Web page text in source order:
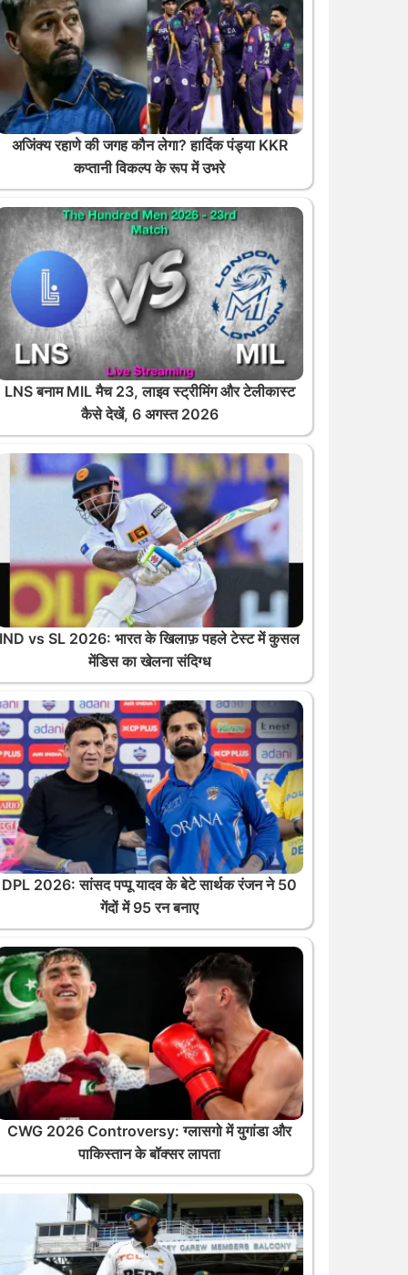
अजिंक्य रहाणे की जगह कौन लेगा? हार्दिक पंड्या KKR
कप्तानी विकल्प के रूप में उभरे
LNS बनाम MIL मैच 23, लाइव स्ट्रीमिंग और टेलीकास्ट
कैसे देखें, 6 अगस्त 2026
IND vs SL 2026: भारत के खिलाफ़ पहले टेस्ट में कुसल
मेंडिस का खेलना संदिग्ध
DPL 2026: सांसद पप्पू यादव के बेटे सार्थक रंजन ने 50
गेंदों में 95 रन बनाए
CWG 2026 Controversy: ग्लासगो में युगांडा और
पाकिस्तान के बॉक्सर लापता